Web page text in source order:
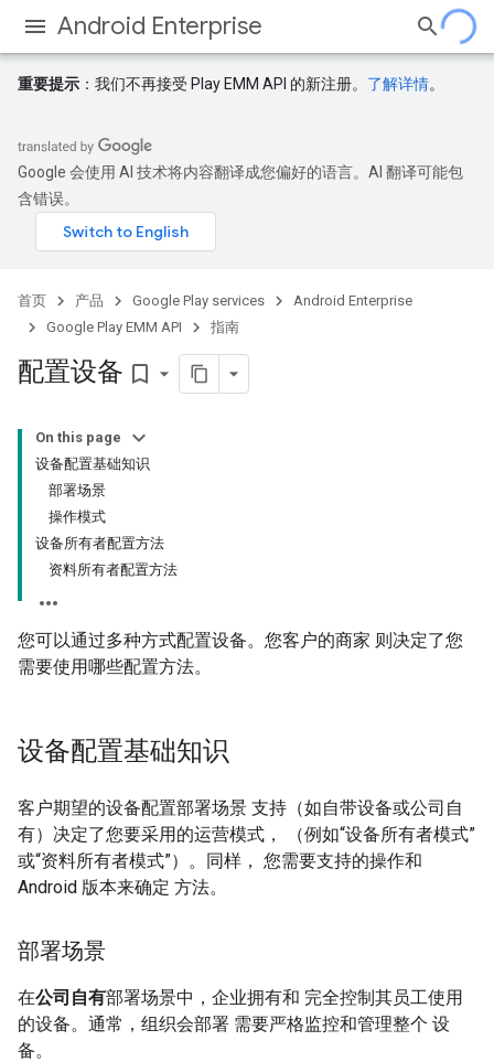
Android Enterprise
重要提示 ：我们不再接受 Play EMM API 的新注册。 了解详情。
Google 会使用 AI 技术将内容翻译成您偏好的语言。AI 翻译可能包
含错误。
首页 产品 Google Play services
Android Enterprise
Google Play EMM API
指南
配置设备 bookmark_border
On this page
设备配置基础知识
部署场景
操作模式
设备所有者配置方法
资料所有者配置方法
您可以通过多种方式配置设备。您客户的商家 则决定了您
需要使用哪些配置方法。
设备配置基础知识
客户期望的设备配置部署场景 支持（如自带设备或公司自
有）决定了您要采用的运营模式， （例如“设备所有者模式”
或“资料所有者模式”）。同样， 您需要支持的操作和
Android 版本来确定 方法。
部署场景
在公司自有部署场景中，企业拥有和 完全控制其员工使用
的设备。通常，组织会部署 需要严格监控和管理整个 设
备。